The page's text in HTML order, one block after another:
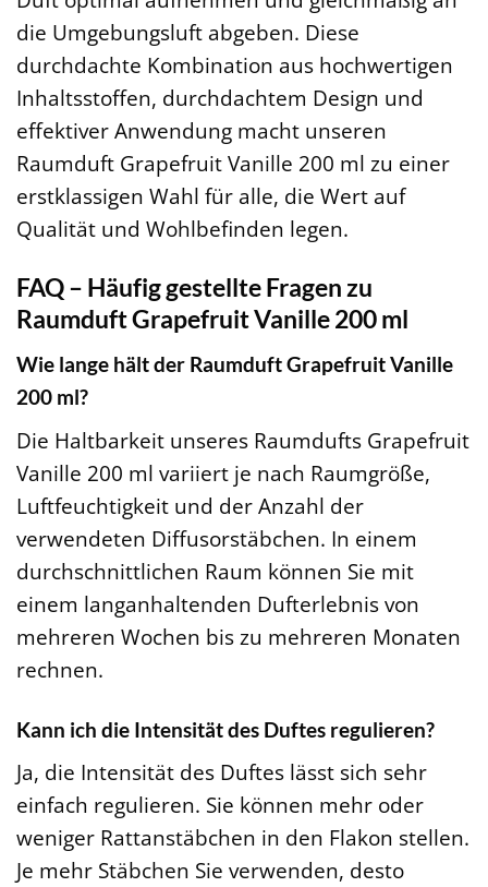
die Umgebungsluft abgeben. Diese
durchdachte Kombination aus hochwertigen
Inhaltsstoffen, durchdachtem Design und
effektiver Anwendung macht unseren
Raumduft Grapefruit Vanille 200 ml zu einer
erstklassigen Wahl für alle, die Wert auf
Qualität und Wohlbefinden legen.
FAQ – Häufig gestellte Fragen zu
Raumduft Grapefruit Vanille 200 ml
Wie lange hält der Raumduft Grapefruit Vanille
200 ml?
Die Haltbarkeit unseres Raumdufts Grapefruit
Vanille 200 ml variiert je nach Raumgröße,
Luftfeuchtigkeit und der Anzahl der
verwendeten Diffusorstäbchen. In einem
durchschnittlichen Raum können Sie mit
einem langanhaltenden Dufterlebnis von
mehreren Wochen bis zu mehreren Monaten
rechnen.
Kann ich die Intensität des Duftes regulieren?
Ja, die Intensität des Duftes lässt sich sehr
einfach regulieren. Sie können mehr oder
weniger Rattanstäbchen in den Flakon stellen.
Je mehr Stäbchen Sie verwenden, desto